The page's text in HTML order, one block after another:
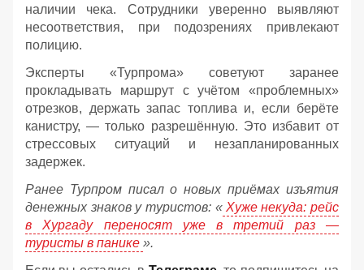
наличии чека. Сотрудники уверенно выявляют
несоответствия, при подозрениях привлекают
полицию.
Эксперты «Турпрома» советуют заранее
прокладывать маршрут с учётом «проблемных»
отрезков, держать запас топлива и, если берёте
канистру, — только разрешённую. Это избавит от
стрессовых ситуаций и незапланированных
задержек.
Ранее Турпром писал о новых приёмах изъятия
денежных знаков у туристов: « Хуже некуда: рейс
в Хургаду переносят уже в третий раз —
туристы в панике ».